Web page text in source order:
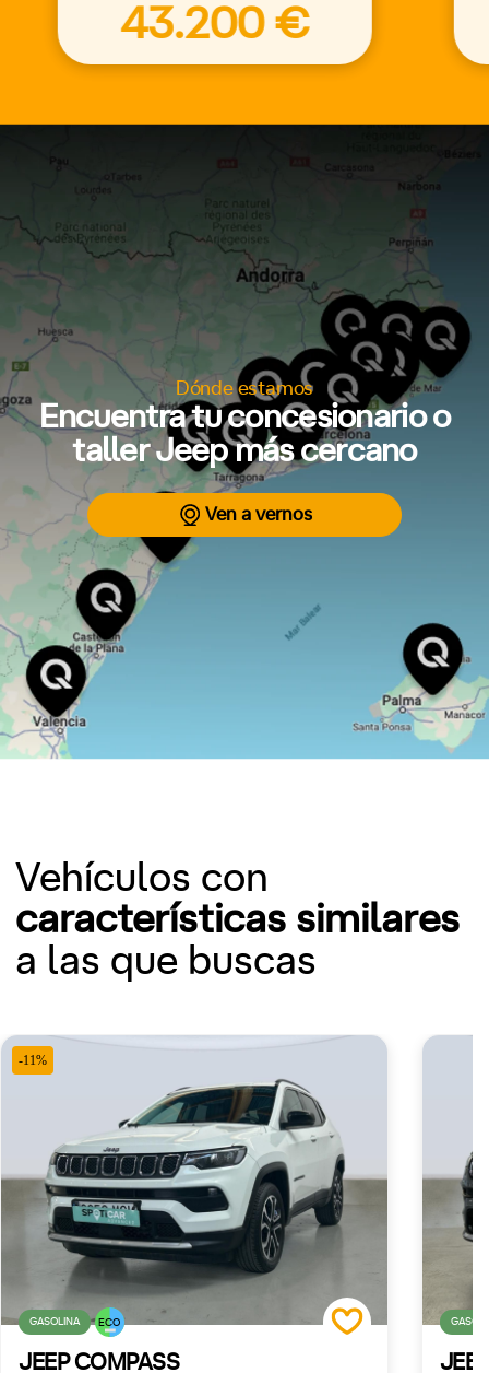
43.200 €
Dónde estamos
Encuentra tu concesionario o
taller Jeep más cercano
Ven a vernos
Vehículos con
características similares
a las que buscas
-11%
GASOLINA ECO
JEEP COMPASS